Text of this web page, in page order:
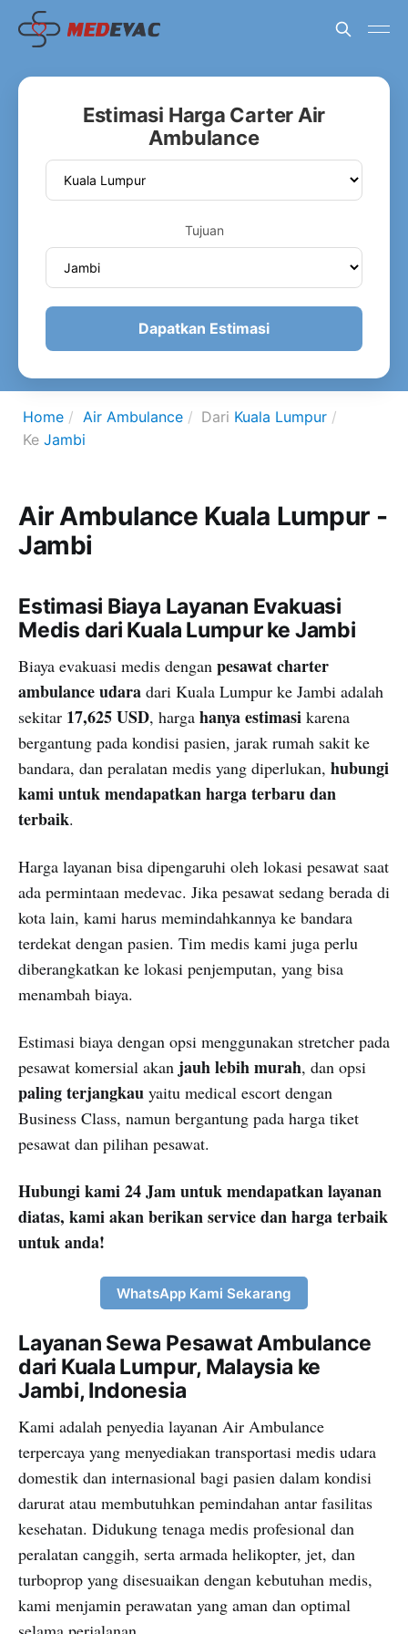
Estimasi Harga Carter Air
Ambulance
Tujuan
Dapatkan Estimasi
Home Air Ambulance Dari Kuala Lumpur
Ke Jambi
Air Ambulance Kuala Lumpur -
Jambi
Estimasi Biaya Layanan Evakuasi
Medis dari Kuala Lumpur ke Jambi
Biaya evakuasi medis dengan pesawat charter
ambulance udara dari Kuala Lumpur ke Jambi adalah
sekitar 17,625 USD, harga hanya estimasi karena
bergantung pada kondisi pasien, jarak rumah sakit ke
bandara, dan peralatan medis yang diperlukan, hubungi
kami untuk mendapatkan harga terbaru dan
terbaik.
Harga layanan bisa dipengaruhi oleh lokasi pesawat saat
ada permintaan medevac. Jika pesawat sedang berada di
kota lain, kami harus memindahkannya ke bandara
terdekat dengan pasien. Tim medis kami juga perlu
diberangkatkan ke lokasi penjemputan, yang bisa
menambah biaya.
Estimasi biaya dengan opsi menggunakan stretcher pada
pesawat komersial akan jauh lebih murah, dan opsi
paling terjangkau yaitu medical escort dengan
Business Class, namun bergantung pada harga tiket
pesawat dan pilihan pesawat.
Hubungi kami 24 Jam untuk mendapatkan layanan
diatas, kami akan berikan service dan harga terbaik
untuk anda!
WhatsApp Kami Sekarang
Layanan Sewa Pesawat Ambulance
dari Kuala Lumpur, Malaysia ke
Jambi, Indonesia
Kami adalah penyedia layanan Air Ambulance
terpercaya yang menyediakan transportasi medis udara
domestik dan internasional bagi pasien dalam kondisi
darurat atau membutuhkan pemindahan antar fasilitas
kesehatan. Didukung tenaga medis profesional dan
peralatan canggih, serta armada helikopter, jet, dan
turboprop yang disesuaikan dengan kebutuhan medis,
kami menjamin perawatan yang aman dan optimal